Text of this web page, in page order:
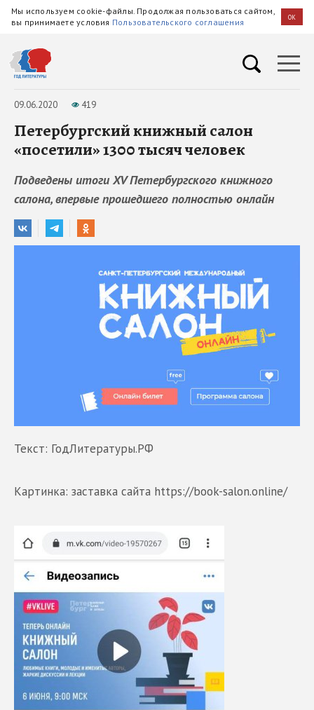
Мы используем cookie-файлы. Продолжая пользоваться сайтом,
вы принимаете условия Пользовательского соглашения OK
09.06.2020 419
Петербургский книжный салон
«посетили» 1300 тысяч человек
Подведены итоги XV Петербургского книжного
салона, впервые прошедшего полностью онлайн
Текст: ГодЛитературы.РФ
Картинка: заставка сайта https://book-salon.online/